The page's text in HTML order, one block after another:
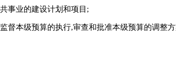
事业的建设计划和项目;
督本级预算的执行,审查和批准本级预算的调整